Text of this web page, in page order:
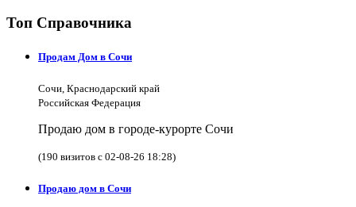
Топ Справочника
Продам Дом в Сочи
Сочи, Краснодарский край
Российская Федерация
Продаю дом в городе-курорте Сочи
(190 визитов с 02-08-26 18:28)
Продаю дом в Сочи